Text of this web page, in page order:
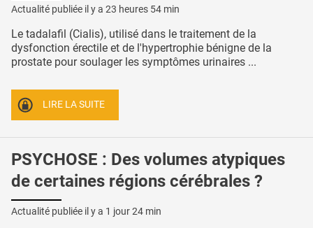
Actualité publiée il y a 23 heures 54 min
Le tadalafil (Cialis), utilisé dans le traitement de la
dysfonction érectile et de l'hypertrophie bénigne de la
prostate pour soulager les symptômes urinaires ...
LIRE LA SUITE
PSYCHOSE : Des volumes atypiques
de certaines régions cérébrales ?
Actualité publiée il y a 1 jour 24 min